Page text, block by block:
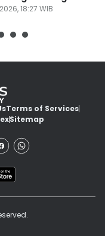
PSU
18:27 WIB
Terms of Services
Sitemap